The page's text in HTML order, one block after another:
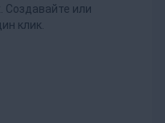
Создавайте или
клик.